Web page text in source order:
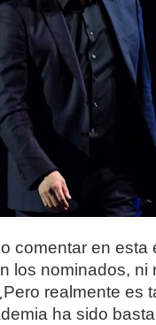
comentar en esta
los nominados, ni
realmente es
ha sido